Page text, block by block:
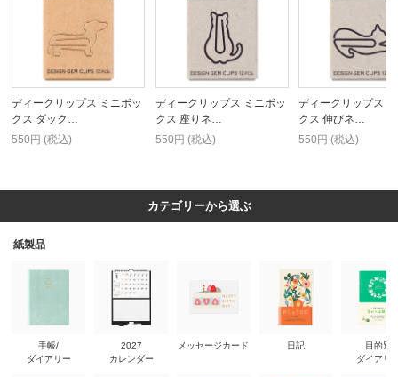
ディークリップス ミニボッ
クス ダック…
550円 (税込)
ディークリップス ミニボッ
クス 座りネ…
550円 (税込)
ディークリップス
クス 伸びネ…
550円 (税込)
カテゴリーから選ぶ
紙製品
手帳/
ダイアリー
2027
カレンダー
メッセージカード 日記
目的別
ダイアリ